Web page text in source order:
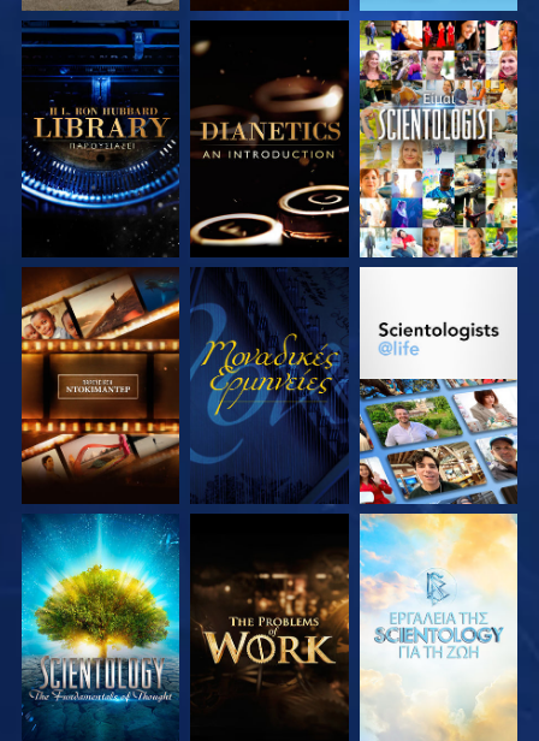
ΕΞΕΡΕΥΝΗΣΤΕ ΤΗ
ΣΕΙΡΑ
ΕΞΕΡΕΥΝΗΣΤΕ ΤΗ
ΣΕΙΡΑ
ΠΑΡΑΚΟΛΟΥΘΗΣΤΕ
ΕΞΕΡΕΥΝΗΣΤΕ ΤΗ
ΣΕΙΡΑ
ΠΑΡΑΚΟΛΟΥΘΗΣΤΕ
ΕΞΕΡΕΥΝΗΣΤΕ ΤΗ
ΕΞΕΡΕΥΝΗΣΤΕ ΤΗ
ΣΕΙΡΑ
ΕΞΕΡΕΥΝΗΣΤΕ ΤΗ
ΣΕΙΡΑ
ΕΞΕΡΕΥΝΗΣΤΕ ΤΗ
ΣΕΙΡΑ